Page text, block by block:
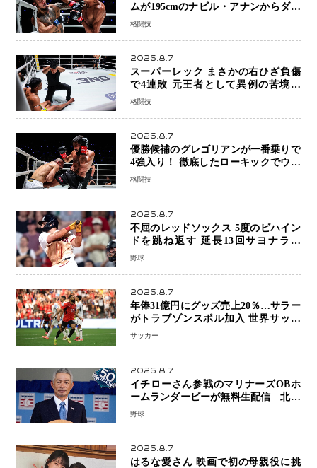
ムが195cmのナビル・アナンからダウ
ン奪取！猛反撃を耐え抜き判定勝利、
格闘技
2026.8.7
スーパーレック まさかの右ひざ負傷
で4連敗 元王者として異例の苦境…
「アクシデント」でも消えない危険信
格闘技
2026.8.7
優勝候補のグレゴリアンが一番乗りで
4強入り！ 徹底したローキックでウス
ビャンを攻略、判定勝利
格闘技
2026.8.7
不屈のレッドソックス 5度のビハイン
ドを跳ね返す 延長13回サヨナラ勝
ち 吉田正尚選手も2安打1打点で貢献 4
野球
2026.8.7
年俸31億円にグッズ売上20％…サラー
がトラブゾンスポル加入 世界サッカ
ーは「五大リーグ一強」から新時代へ
サッカー
2026.8.7
イチローさん参戦のマリナーズOBホ
ームランダービーが無料生配信 北米
ならではの“魅せる興行”に世界が注目
野球
2026.8.7
はるな愛さん 映画で初の母親役に挑